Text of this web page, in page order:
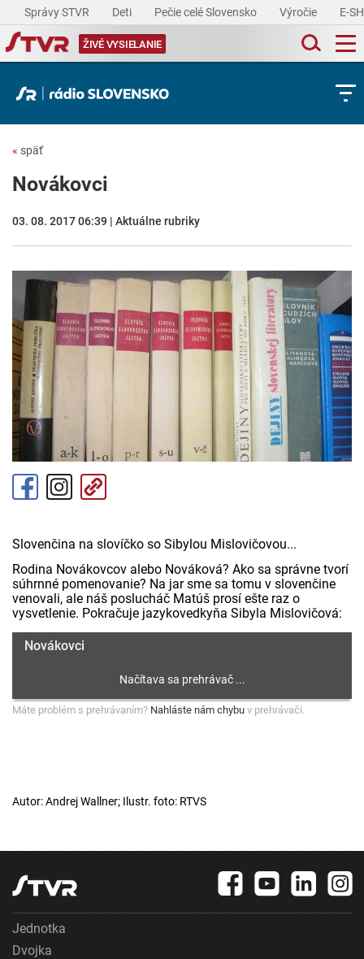
Správy STVR Deti Pečie celé Slovensko Výročie E-
ŽIVÉ VYSIELANIE
« späť
Novákovci
03. 08. 2017 06:39 | Aktuálne rubriky
Slovenčina na slovíčko so Sibylou Mislovičovou...
Rodina Novákovcov alebo Nováková? Ako sa správne tvorí
súhrnné pomenovanie? Na jar sme sa tomu v slovenčine
venovali, ale náš poslucháč Matúš prosí ešte raz o
vysvetlenie. Pokračuje jazykovedkyňa Sibyla Mislovičová:
Novákovci
Máte problém s prehrávaním? Nahláste nám chybu v prehrávači.
Autor: Andrej Wallner; Ilustr. foto: RTVS
Jednotka
Dvojka